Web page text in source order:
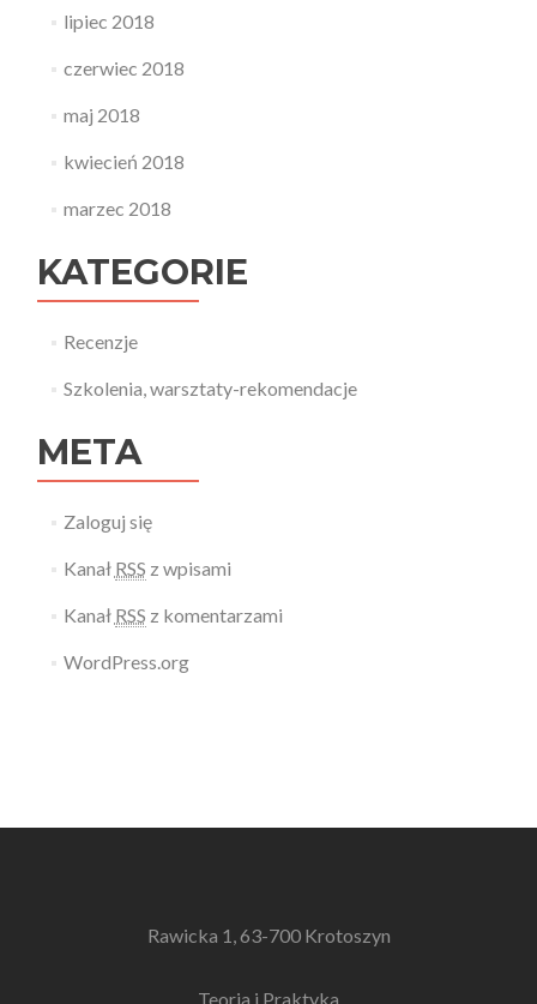
lipiec 2018
czerwiec 2018
maj 2018
kwiecień 2018
marzec 2018
KATEGORIE
Recenzje
Szkolenia, warsztaty-rekomendacje
META
Zaloguj się
Kanał RSS z wpisami
Kanał RSS z komentarzami
WordPress.org
Rawicka 1, 63-700 Krotoszyn
Teoria i Praktyka